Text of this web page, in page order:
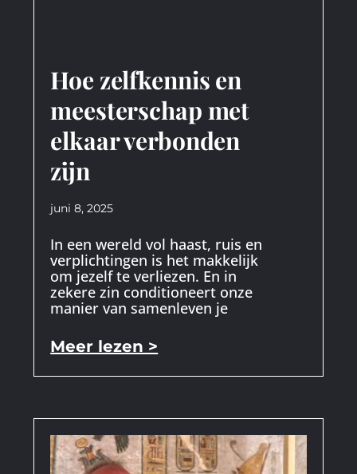
Hoe zelfkennis en
meesterschap met
elkaar verbonden
zijn
juni 8, 2025
In een wereld vol haast, ruis en
verplichtingen is het makkelijk
om jezelf te verliezen. En in
zekere zin conditioneert onze
manier van samenleven je
Meer lezen >